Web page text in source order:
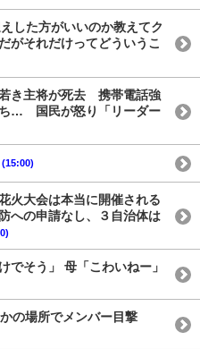
した方がいいのか教えてク
がそれだけってどういうこ
き主将が死去 携帯電話強
ち… 国民が怒り「リーダー
(15:00)
火大会は本当に開催される
への申請なし、３自治体は
でそう」 母「こわいねー」
の場所でメンバー目撃